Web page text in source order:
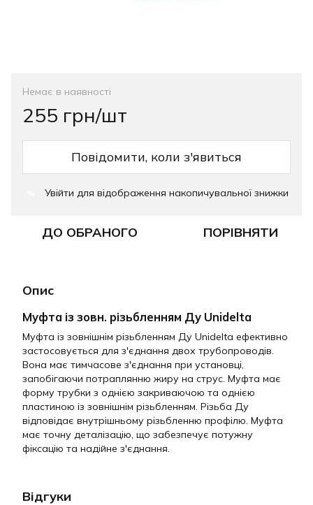
Немає в наявності
255 грн/шт
Повідомити, коли з'явиться
Увійти для відображення накопичувальної знижки
ДО ОБРАНОГО ПОРІВНЯТИ
Опис
Муфта із зовн. різьбленням Ду Unidelta
Муфта із зовнішнім різьбленням Ду Unidelta ефективно
застосовується для з'єднання двох трубопроводів.
Вона має тимчасове з'єднання при установці,
запобігаючи потраплянню жиру на струс. Муфта має
форму трубки з однією закриваючою та однією
пластиною із зовнішнім різьбленням. Різьба Ду
відповідає внутрішньому різьбленню профілю. Муфта
має точну деталізацію, що забезпечує потужну
фіксацію та надійне з'єднання.
Відгуки